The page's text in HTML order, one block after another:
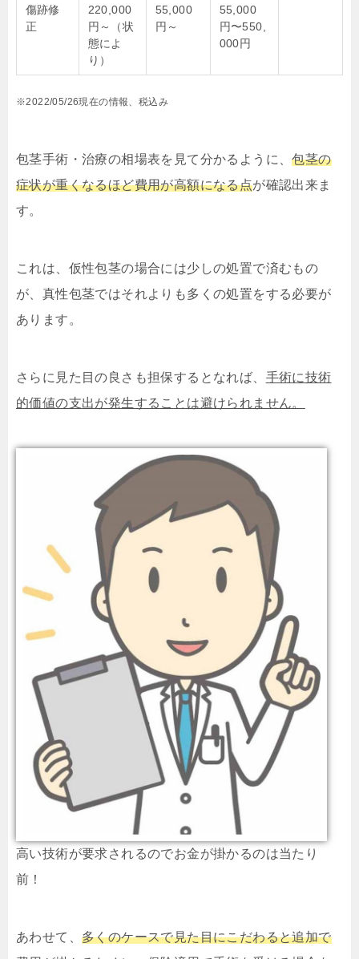
傷跡修
正
220,000
円～（状
態によ
り）
55,000
円～
55,000
円〜550,
000円
※2022/05/26現在の情報、税込み
包茎手術・治療の相場表を見て分かるように、包茎の
症状が重くなるほど費用が高額になる点が確認出来ま
す。
これは、仮性包茎の場合には少しの処置で済むもの
が、真性包茎ではそれよりも多くの処置をする必要が
あります。
さらに見た目の良さも担保するとなれば、 手術に技術
的価値の支出が発生することは避けられません。
高い技術が要求されるのでお金が掛かるのは当たり
前！
あわせて、 多くのケースで見た目にこだわると追加で